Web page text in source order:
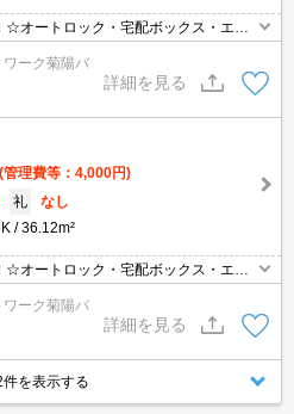
オートロック・宅配ボックス・エレ
実！☆敷地内にバイク置き場あり！☆
能！☆ ※2年間の定期借家契約です
ワーク菊陽バ
詳細を見る
(管理費等：4,000円)
礼
なし
36.12m²
オートロック・宅配ボックス・エレ
実！☆敷地内にバイク置き場あり！☆
能！☆ ※2年間の定期借家契約です
ワーク菊陽バ
詳細を見る
件を表示する